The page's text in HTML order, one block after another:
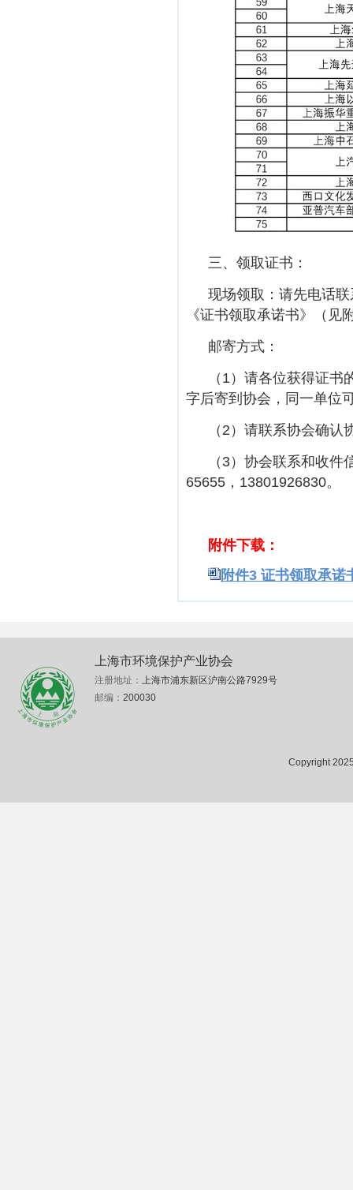
三、领取证书：
现场领取：请先电话
《证书领取承诺书》（见
邮寄方式：
（1）请各位获得证书
字后寄到协会，同一单位
（2）请联系协会确
（3）协会联系和收
65655，13801926830。
附件下载 ：
附件3 证书领取承诺
上海市环境保护产业协会
注册地址： 上海市浦东新区沪南公路7929号
邮编： 200030
Copyright